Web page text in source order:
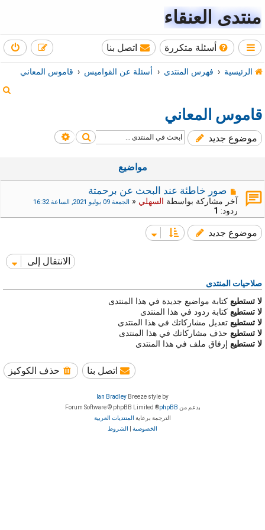
منتدى العنقاء
أسئلة متكررة اتصل بنا
الرئيسية فهرس المنتدى أسئلة عن القواميس
قاموس المعاني
قاموس المعاني
موضوع جديد بحث بحث متقدم
مواضيع
صور خاطئة عند البحث عن برحمتة
آخر مشاركة بواسطة السهلي « الجمعة 09 يوليو 2021, الساعة 16:32
ردود: 1
موضوع جديد
الانتقال إلى
صلاحيات المنتدى
لا تستطيع كتابة مواضيع جديدة في هذا المنتدى
لا تستطيع كتابة ردود في هذا المنتدى
لا تستطيع تعديل مشاركاتك في هذا المنتدى
لا تستطيع حذف مشاركاتك في هذا المنتدى
لا تستطيع إرفاق ملف في هذا المنتدى
حذف الكوكيز اتصل بنا
Breeze style by
Ian Bradley
بدعم من phpBB
® Forum Software © phpBB Limited
الترجمة برعاية المنتديات العربية
الخصوصية
الشروط